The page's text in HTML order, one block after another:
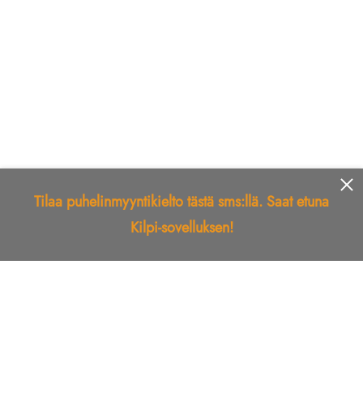
Tilaa puhelinmyyntikielto tästä sms:llä. Saat etuna
Kilpi-sovelluksen!